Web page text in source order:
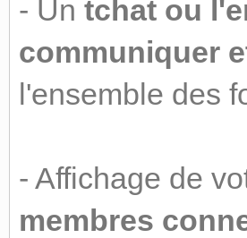
- Un tchat ou
communiquer
l'ensemble des
- Affichage de
membres